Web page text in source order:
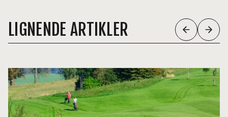
LIGNENDE ARTIKLER